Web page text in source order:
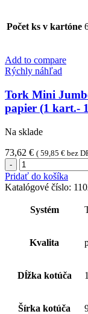
Počet ks v kartóne
Add to compare
Rýchly náhľad
Tork Mini
papier (1 kart.-
Na sklade
73,62 € ( 59,85 € bez
množstvo
Tork
Mini
Jumbo
extra
jemný
vrstvový
(1
ks),
Pridať do košíka
Katalógové číslo:
Systém
Kvalita
Dĺžka kotúča
Šírka kotúča